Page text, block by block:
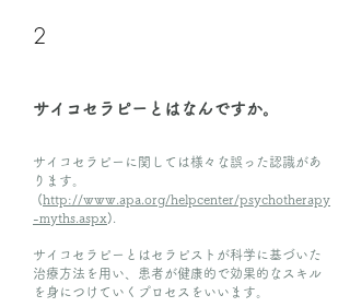
2
サイコセラピーとはなんですか。
サイコセラピーに関しては様々な誤った認識があ
ります。
(http://www.apa.org/helpcenter/psychotherapy
-myths.aspx).
サイコセラピーとはセラピストが科学に基づいた
治療方法を用い、患者が健康的で効果的なスキル
を身につけていくプロセスをいいます。